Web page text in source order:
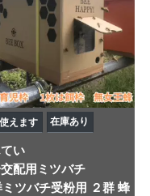
えます 在庫あり
い
配用ミツバチ
ツバチ受粉用 ２群 蜂